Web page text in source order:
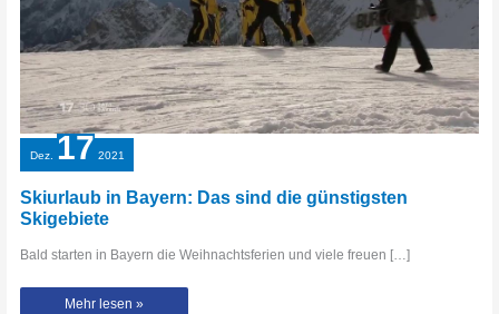
Dez. 17 2021
Skiurlaub in Bayern: Das sind die günstigsten
Skigebiete
Bald starten in Bayern die Weihnachtsferien und viele freuen […]
Skiurlaub
Mehr lesen »